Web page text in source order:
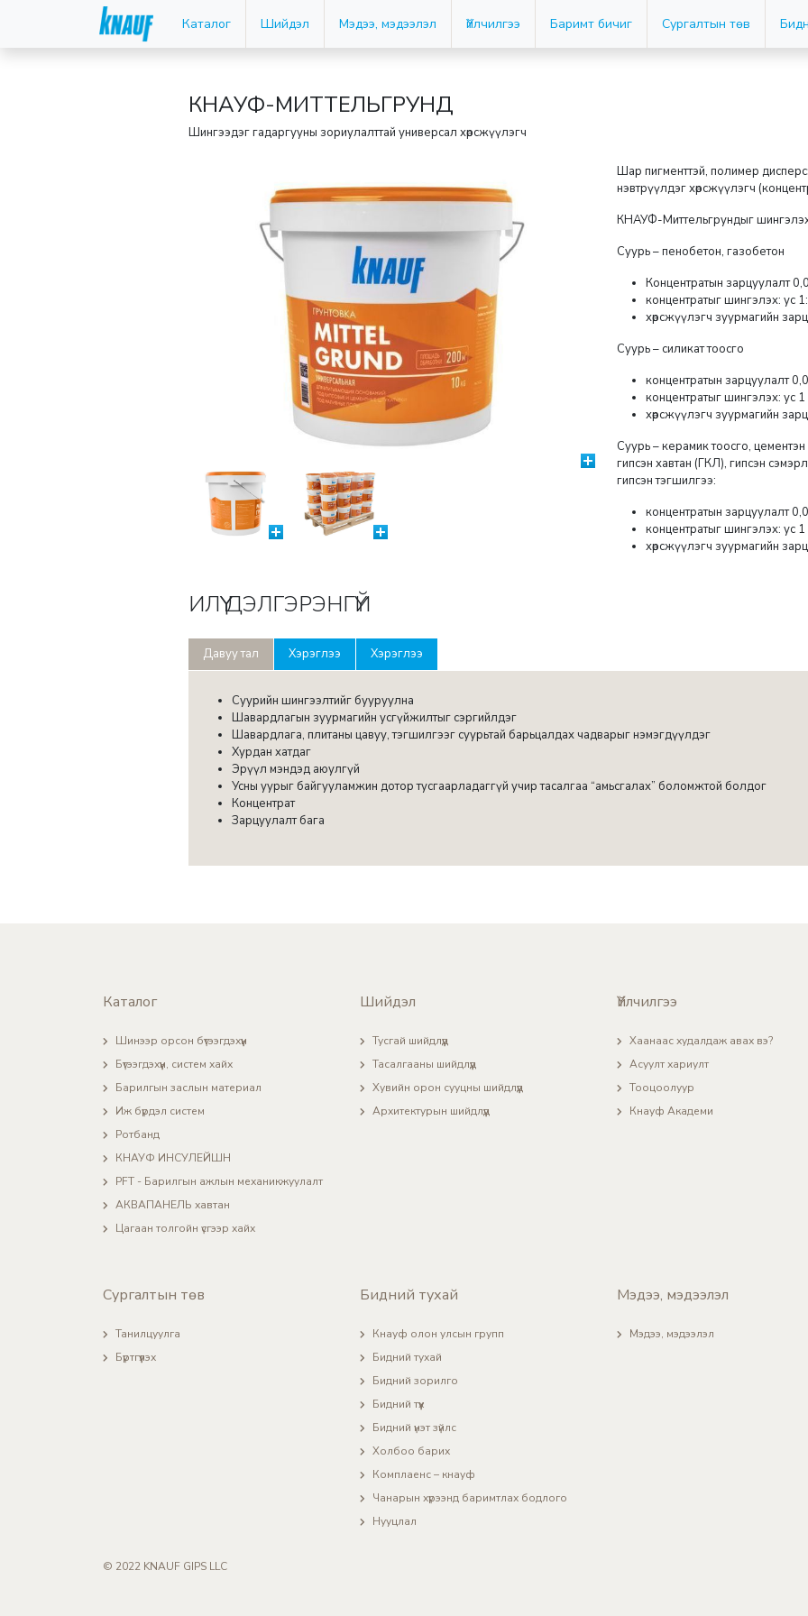
Каталог Шийдэл Мэдээ, мэдээлэл Үйлчилгээ Баримт бичиг Сургалтын төв
КНАУФ-МИТТЕЛЬГРУНД
Шингээдэг гадаргууны зориулалттай универсал хөрсжүүлэгч
Шар пигменттэй, полимер
нэвтрүүлдэг хөрсжүүлэгч
КНАУФ-Миттельгрундыг
Суурь – пенобетон, газобетон
Концентратын зарцуулалт
концентратыг шингэлэх: ус
хөрсжүүлэгч зуурмагийн
Суурь – силикат тоосго
концентратын зарцуулалт
концентратыг шингэлэх: ус 1
хөрсжүүлэгч зуурмагийн
Суурь – керамик тоосго,
гипсэн хавтан (ГКЛ), гипсэн
гипсэн тэгшилгээ:
концентратын зарцуулалт
концентратыг шингэлэх: ус 1
хөрсжүүлэгч зуурмагийн
ИЛҮҮ ДЭЛГЭРЭНГҮЙ
Давуу тал Хэрэглээ Хэрэглээ
Суурийн шингээлтийг бууруулна
Шавардлагын зуурмагийн усгүйжилтыг сэргийлдэг
Шавардлага, плитаны цавуу, тэгшилгээг суурьтай барьцалдах чадварыг нэмэгдүүлдэг
Хурдан хатдаг
Эрүүл мэндэд аюулгүй
Усны уурыг байгууламжин дотор тусгаарладаггүй учир тасалгаа “амьсгалах” боломжтой болдог
Концентрат
Зарцуулалт бага
Каталог
Шинээр орсон бүтээгдэхүүн
Бүтээгдэхүүн, систем хайх
Барилгын заслын материал
Иж бүрдэл систем
Ротбанд
КНАУФ ИНСУЛЕЙШН
PFT - Барилгын ажлын механикжуулалт
АКВАПАНЕЛЬ хавтан
Цагаан толгойн үсгээр хайх
Шийдэл
Тусгай шийдлүүд
Тасалгааны шийдлүүд
Хувийн орон сууцны шийдлүүд
Архитектурын шийдлүүд
Үйлчилгээ
Хаанаас худалдаж авах вэ?
Асуулт хариулт
Тооцоолуур
Кнауф Академи
Сургалтын төв
Танилцуулга
Бүртгүүлэх
Бидний тухай
Кнауф олон улсын групп
Бидний тухай
Бидний зорилго
Бидний түүх
Бидний үнэт зүйлс
Холбоо барих
Комплаенс – кнауф
Чанарын хүрээнд баримтлах бодлого
Нууцлал
Мэдээ, мэдээлэл
Мэдээ, мэдээлэл
© 2022 KNAUF GIPS LLC